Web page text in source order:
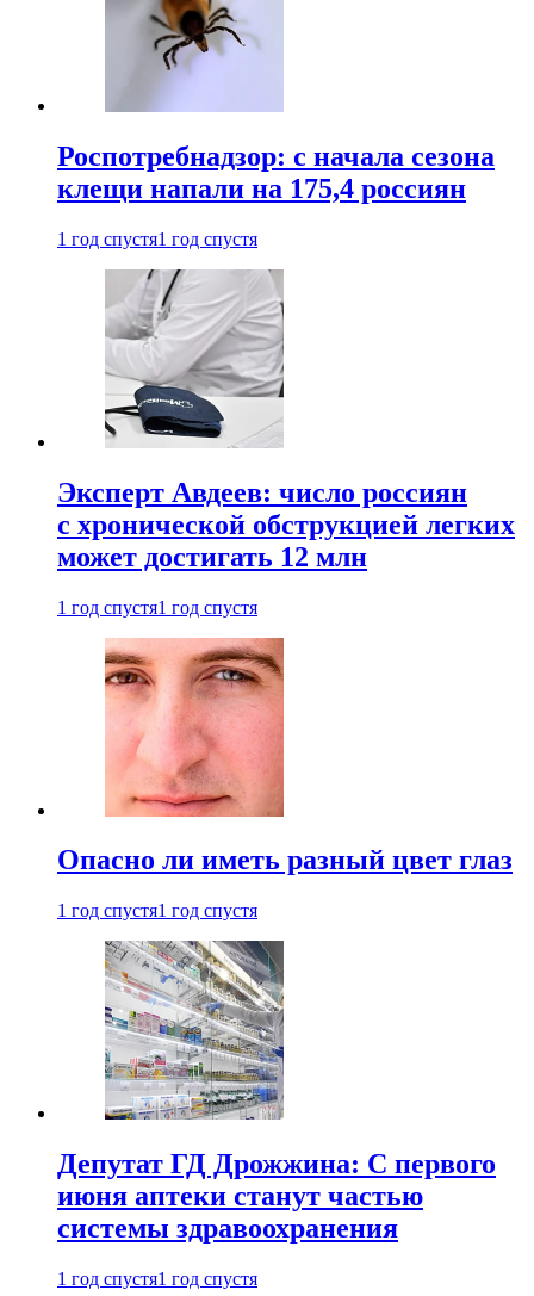
Роспотребнадзор: с начала сезона
клещи напали на 175,4 россиян
1 год спустя1 год спустя
Эксперт Авдеев: число россиян
с хронической обструкцией легких
может достигать 12 млн
1 год спустя1 год спустя
Опасно ли иметь разный цвет глаз
1 год спустя1 год спустя
Депутат ГД Дрожжина: С первого
июня аптеки станут частью
системы здравоохранения
1 год спустя1 год спустя